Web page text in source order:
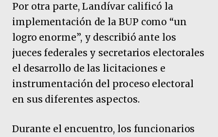
Por otra parte, Landívar calificó la
implementación de la BUP como “un
logro enorme”, y describió ante los
jueces federales y secretarios electorales
el desarrollo de las licitaciones e
instrumentación del proceso electoral
en sus diferentes aspectos.
Durante el encuentro, los funcionarios